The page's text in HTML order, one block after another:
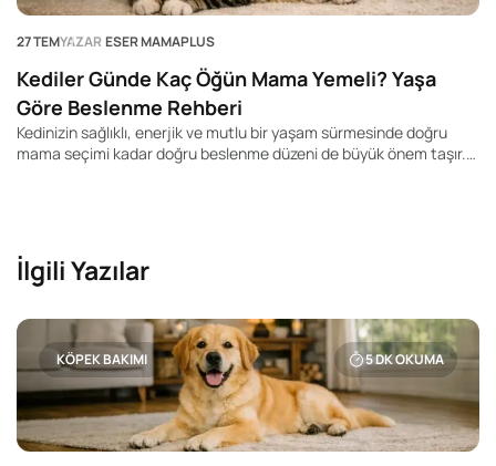
27 TEMYAZAR ESER MAMAPLUS
Kediler Günde Kaç Öğün Mama Yemeli? Yaşa
Göre Beslenme Rehberi
Kedinizin sağlıklı, enerjik ve mutlu bir yaşam sürmesinde doğru
mama seçimi kadar doğru beslenme düzeni de büyük önem taşır.
İlgili Yazılar
KÖPEK BAKIMI 5DK OKUMA